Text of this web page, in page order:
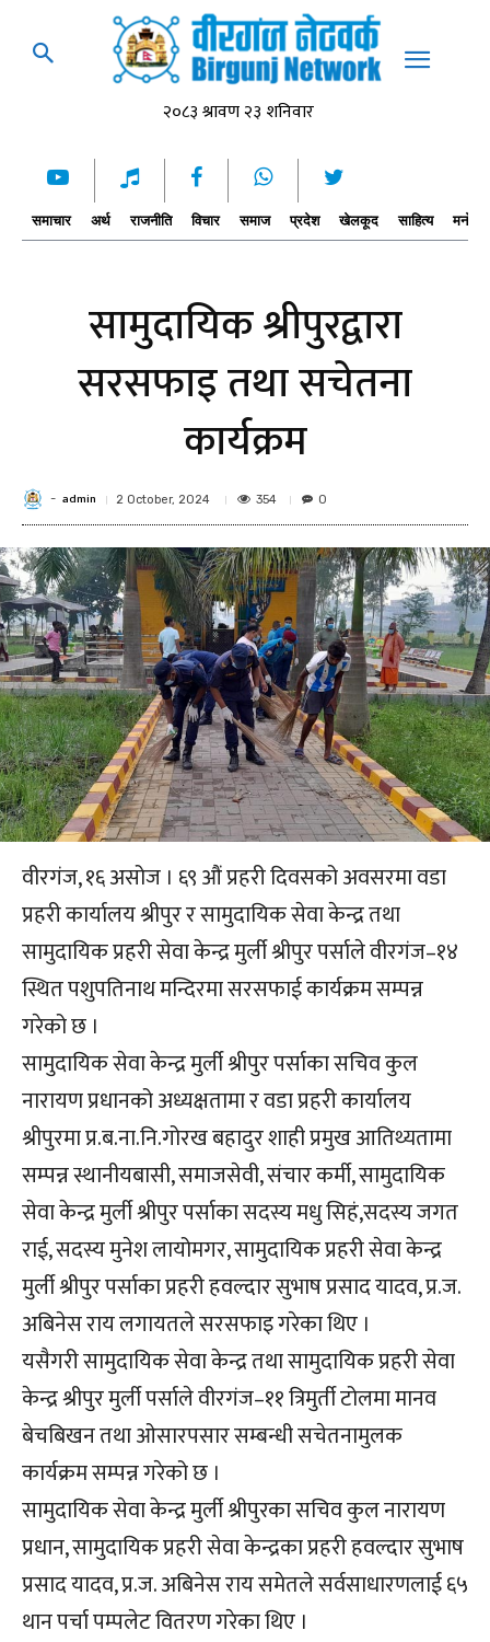
समाचार अर्थ राजनीति विचार समाज प्रदेश खेलकूद साहित्य
सामुदायिक श्रीपुरद्वारा
सरसफाइ तथा सचेतना
कार्यक्रम
- admin 2 October, 2024 354 0
वीरगंज, १६ असोज । ६९ औं प्रहरी दिवसको अवसरमा वडा
प्रहरी कार्यालय श्रीपुर र सामुदायिक सेवा केन्द्र तथा
सामुदायिक प्रहरी सेवा केन्द्र मुर्ली श्रीपुर पर्साले वीरगंज–१४
स्थित पशुपतिनाथ मन्दिरमा सरसफाई कार्यक्रम सम्पन्न
गरेको छ ।
सामुदायिक सेवा केन्द्र मुर्ली श्रीपुर पर्साका सचिव कुल
नारायण प्रधानको अध्यक्षतामा र वडा प्रहरी कार्यालय
श्रीपुरमा प्र.ब.ना.नि.गोरख बहादुर शाही प्रमुख आतिथ्यतामा
सम्पन्न स्थानीयबासी, समाजसेवी, संचार कर्मी, सामुदायिक
सेवा केन्द्र मुर्ली श्रीपुर पर्साका सदस्य मधु सिहं,सदस्य जगत
राई, सदस्य मुनेश लायोमगर, सामुदायिक प्रहरी सेवा केन्द्र
मुर्ली श्रीपुर पर्साका प्रहरी हवल्दार सुभाष प्रसाद यादव, प्र.ज.
अबिनेस राय लगायतले सरसफाइ गरेका थिए ।
यसैगरी सामुदायिक सेवा केन्द्र तथा सामुदायिक प्रहरी सेवा
केन्द्र श्रीपुर मुर्ली पर्साले वीरगंज–११ त्रिमुर्ती टोलमा मानव
बेचबिखन तथा ओसारपसार सम्बन्धी सचेतनामुलक
कार्यक्रम सम्पन्न गरेको छ ।
सामुदायिक सेवा केन्द्र मुर्ली श्रीपुरका सचिव कुल नारायण
प्रधान, सामुदायिक प्रहरी सेवा केन्द्रका प्रहरी हवल्दार सुभाष
प्रसाद यादव, प्र.ज. अबिनेस राय समेतले सर्वसाधारणलाई ६५
थान पर्चा पम्पलेट वितरण गरेका थिए ।